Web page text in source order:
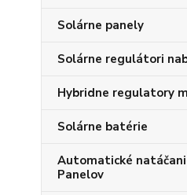
Solárne panely
Solárne regulátori
Hybridne regulatory
Solárne batérie
Automatické
Panelov